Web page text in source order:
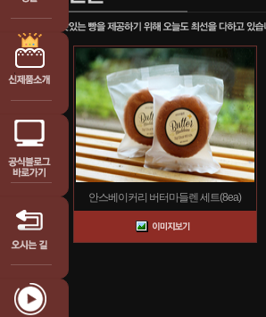
안스베이커리 버터마들렌 세트(8ea)
1